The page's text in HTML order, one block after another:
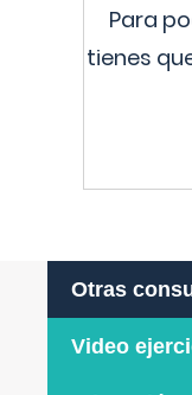
Para
tienes
Otras
Video